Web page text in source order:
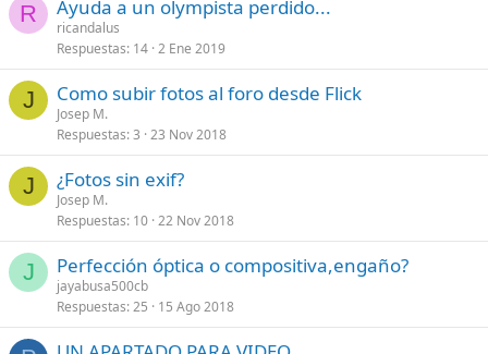
R Ayuda a un olympista perdido...
ricandalus
Respuestas 14 2 Ene 2019
J Como subir fotos al foro desde Flick
Josep M.
Respuestas 3 23 Nov 2018
J ¿Fotos sin exif?
Josep M.
Respuestas 10 22 Nov 2018
J Perfección óptica o compositiva,engaño?
jayabusa500cb
Respuestas 25 15 Ago 2018